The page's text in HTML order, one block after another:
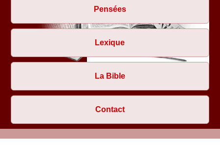
Pensées
Lexique
La Bible
Contact